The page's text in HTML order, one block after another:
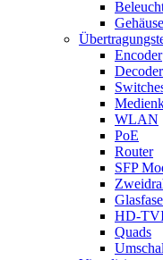
Gehäuse
Encoder
Decoder
WLAN
PoE
Router
SFP
HD-
Quads